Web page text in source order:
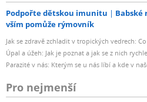
Podpořte dětskou imunitu Babské
vším pomůže rýmovník
Jak se zdravě zchladit v tropických vedrech:
Úpal a úžeh: Jak je poznat a jak se z nich
Parazité v nás: Kterým se u nás líbí a kde v
Pro nejmenší